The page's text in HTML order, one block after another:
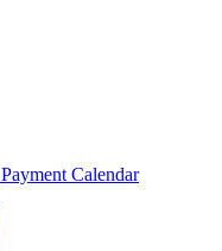
Payment Calendar